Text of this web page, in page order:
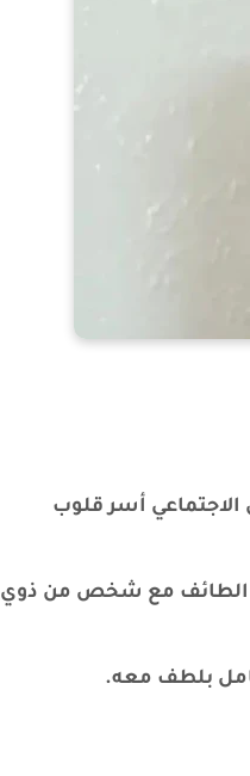
الاجتماعي أسر قلوب
الطائف مع شخص من ذوي
بلطف معه.